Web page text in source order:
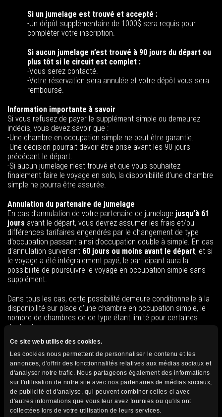
Ce site web utilise des cookies.
Les cookies nous permettent de personnaliser le contenu et les
annonces, d'offrir des fonctionnalités relatives aux médias sociaux et
d'analyser notre trafic. Nous partageons également des informations
sur l'utilisation de notre site avec nos partenaires de médias sociaux,
de publicité et d'analyse, qui peuvent combiner celles-ci avec
d'autres informations que vous leur avez fournies ou qu'ils ont
collectées lors de votre utilisation de leurs services.
Si un jumelage est trouvé et accepté :
-Un dépôt supplémentaire de 1000$ sera requis pour
compléter votre inscription.
Si aucun jumelage n’est trouvé à 90 jours du départ ou
plus tôt si le circuit est complet :
-Vous serez contacté.
-Votre réservation sera annulée et votre dépôt vous sera
remboursé.
Information importante à savoir
Si vous refusez de payer le supplément simple ou demeurez
indécis, vous devez savoir que :
-Une chambre en occupation simple ne peut être garantie.
-Une décision pourrait devoir être prise avant les 90 jours
précédant le départ.
-Si aucun jumelage n’est trouvé et que vous souhaitez
finalement faire le voyage en solo, la disponibilité d’une chambre
simple ne pourra être assurée.
Annulation du partenaire de jumelage
En cas d’annulation de votre partenaire de jumelage jusqu’à 61
jours avant le départ, vous devrez assumer les frais et/ou
différences tarifaires engendrés par le changement de type
d’occupation passant ainsi d’occupation double à simple. En cas
d’annulation survenant 60 jours ou moins avant le départ, et si
le voyage a été intégralement payé, le participant aura la
possibilité de poursuivre le voyage en occupation simple sans
supplément.
Dans tous les cas, cette possibilité demeure conditionnelle à la
disponibilité sur place d’une chambre en occupation simple, le
nombre de chambres de ce type étant limité pour certaines
destinations.
7-Itinéraire
Veuillez noter que nos itinéraires, inclusions et exclusions peuvent
avoir été modifiés entre le moment où vous avez assisté à une
présentation et l’achat. Au moment de votre inscription, consultez
le programme qui se trouve sur notre site Internet